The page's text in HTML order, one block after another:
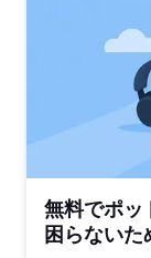
無料でポッ
困らないた